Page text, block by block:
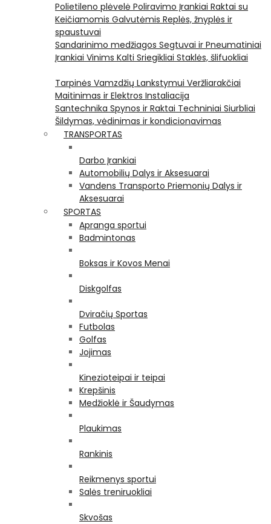
Polietileno plėvelė Poliravimo Įrankiai Raktai su
Keičiamomis Galvutėmis Replės, žnyplės ir
spaustuvai
Sandarinimo medžiagos Segtuvai ir Pneumatiniai
Įrankiai Vinims Kalti Sriegikliai Staklės, šlifuokliai
Tarpinės Vamzdžių Lankstymui Veržliarakčiai
Maitinimas ir Elektros Instaliacija
Santechnika Spynos ir Raktai Techniniai Siurbliai
Šildymas, vėdinimas ir kondicionavimas
TRANSPORTAS
Darbo Įrankiai
Automobilių Dalys ir Aksesuarai
Vandens Transporto Priemonių Dalys ir
Aksesuarai
SPORTAS
Apranga sportui
Badmintonas
Boksas ir Kovos Menai
Diskgolfas
Dviračių Sportas
Futbolas
Golfas
Jojimas
Kinezioteipai ir teipai
Krepšinis
Medžioklė ir Šaudymas
Plaukimas
Rankinis
Reikmenys sportui
Salės treniruokliai
Skvošas